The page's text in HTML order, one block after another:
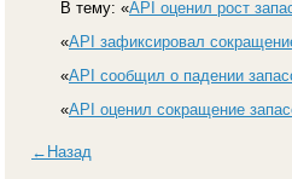
В тему: «API оценил рост
«API зафиксировал
«API сообщил о падении
«API оценил сокращение
←Назад